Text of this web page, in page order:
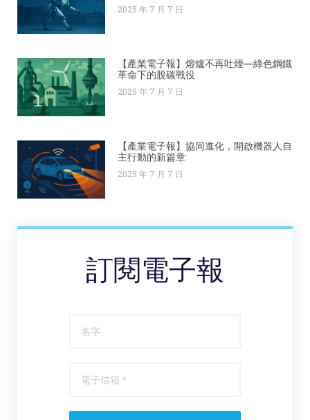
2025 年 7 月 7 日
【產業電子報】熔爐不再吐煙—綠色鋼鐵
革命下的脫碳戰役
2025 年 7 月 7 日
【產業電子報】協同進化，開啟機器人自
主行動的新篇章
2025 年 7 月 7 日
訂閱電子報